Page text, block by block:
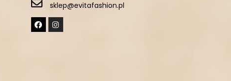
sklep@evitafashion.pl